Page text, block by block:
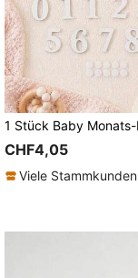
CHF4,05
Viele Stammkunden